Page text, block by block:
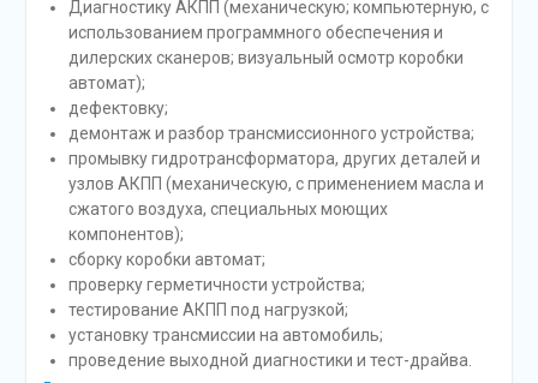
Диагностику АКПП (механическую; компьютерную, с
использованием программного обеспечения и
дилерских сканеров; визуальный осмотр коробки
автомат);
дефектовку;
демонтаж и разбор трансмиссионного устройства;
промывку гидротрансформатора, других деталей и
узлов АКПП (механическую, с применением масла и
сжатого воздуха, специальных моющих
компонентов);
сборку коробки автомат;
проверку герметичности устройства;
тестирование АКПП под нагрузкой;
установку трансмиссии на автомобиль;
проведение выходной диагностики и тест-драйва.